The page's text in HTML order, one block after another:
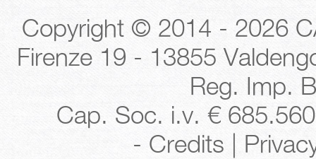
Copyright © 2014 - 2026
Firenze 19 - 13855
Reg. Imp.
Cap. Soc. i.v. €
- Credits |